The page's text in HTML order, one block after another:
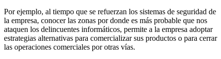
Por ejemplo, al tiempo que se refuerzan los sistemas de seguridad de
la empresa, conocer las zonas por donde es más probable que nos
ataquen los delincuentes informáticos, permite a la empresa adoptar
estrategias alternativas para comercializar sus productos o para cerrar
las operaciones comerciales por otras vías.